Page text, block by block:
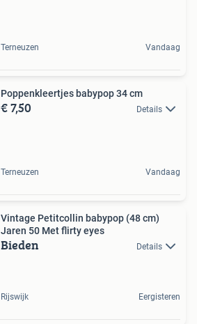
Terneuzen Vandaag
Poppenkleertjes babypop 34 cm
€ 7,50 Details
Terneuzen Vandaag
Vintage Petitcollin babypop (48 cm)
Jaren 50 Met flirty eyes
Bieden Details
Rijswijk Eergisteren